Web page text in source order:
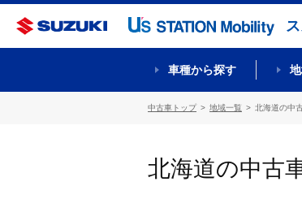
車種から探す
中古車トップ 地域一覧 北海道の中
北海道の中古